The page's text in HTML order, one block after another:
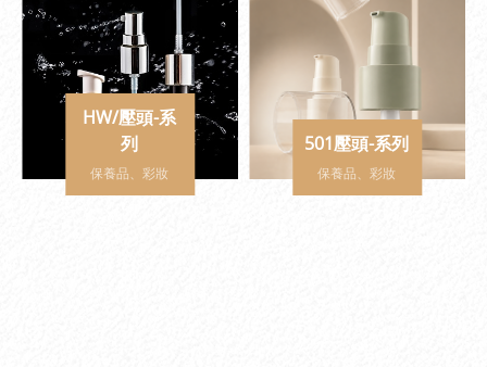
HW/壓頭-系
列
保養品、彩妝
501壓頭-系列
保養品、彩妝